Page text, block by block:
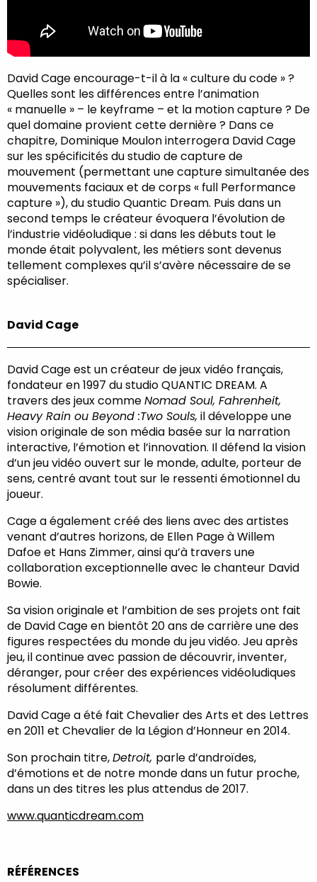
David Cage encourage-t-il à la « culture du code » ?
Quelles sont les différences entre l’animation
« manuelle » – le keyframe – et la motion capture ? De
quel domaine provient cette dernière ? Dans ce
chapitre, Dominique Moulon interrogera David Cage
sur les spécificités du studio de capture de
mouvement (permettant une capture simultanée des
mouvements faciaux et de corps « full Performance
capture »), du studio Quantic Dream. Puis dans un
second temps le créateur évoquera l’évolution de
l’industrie vidéoludique : si dans les débuts tout le
monde était polyvalent, les métiers sont devenus
tellement complexes qu’il s’avère nécessaire de se
spécialiser.
David Cage
David Cage est un créateur de jeux vidéo français,
fondateur en 1997 du studio QUANTIC DREAM. A
travers des jeux commeNomad Soul, Fahrenheit,
Heavy Rain ou Beyond :Two Souls, il développe une
vision originale de son média basée sur la narration
interactive, l’émotion et l’innovation. Il défend la vision
d’un jeu vidéo ouvert sur le monde, adulte, porteur de
sens, centré avant tout sur le ressenti émotionnel du
joueur.
Cage a également créé des liens avec des artistes
venant d’autres horizons, de Ellen Page à Willem
Dafoe et Hans Zimmer, ainsi qu’à travers une
collaboration exceptionnelle avec le chanteur David
Bowie.
Sa vision originale et l’ambition de ses projets ont fait
de David Cage en bientôt 20 ans de carrière une des
figures respectées du monde du jeu vidéo. Jeu après
jeu, il continue avec passion de découvrir, inventer,
déranger, pour créer des expériences vidéoludiques
résolument différentes.
David Cage a été fait Chevalier des Arts et des Lettres
en 2011 et Chevalier de la Légion d’Honneur en 2014.
Son prochain titre,Detroit, parle d’androïdes,
d’émotions et de notre monde dans un futur proche,
dans un des titres les plus attendus de 2017.
www.quanticdream.com
RÉFÉRENCES